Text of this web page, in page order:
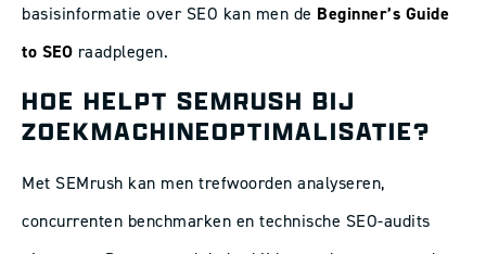
basisinformatie over SEO kan men de Beginner’s Guide
to SEO raadplegen.
HOE HELPT SEMRUSH BIJ
ZOEKMACHINEOPTIMALISATIE?
Met SEMrush kan men trefwoorden analyseren,
concurrenten benchmarken en technische SEO-audits